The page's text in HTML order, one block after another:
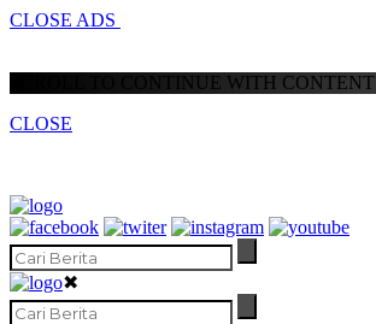
CLOSE ADS
SCROLL TO CONTINUE WITH CONTENT
CLOSE
✖